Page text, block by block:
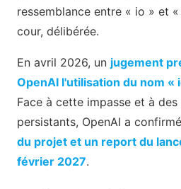
ressemblance entre « io » et
cour, délibérée.
En avril 2026, un jugement
OpenAI l'utilisation du nom «
Face à cette impasse et à
persistants, OpenAI a
du projet et un report du
février 2027.